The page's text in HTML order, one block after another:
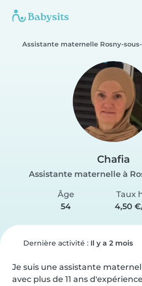
Assistante maternelle Rosny-
Chafia
Assistante maternelle à
Âge
54
Taux
4,50
Dernière activité : Il y a 2 mois
Je suis une assistante
avec plus de 11 ans